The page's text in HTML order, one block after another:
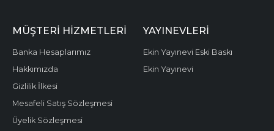
MÜŞTERI HIZMETLERI
Banka Hesaplarımız
Hakkımızda
Gizlilik İlkesi
Mesafeli Satış Sözleşmesi
Üyelik Sözleşmesi
YAYINEVLERI
Ekin Yayınevi Eski Baskı
Ekin Yayınevi